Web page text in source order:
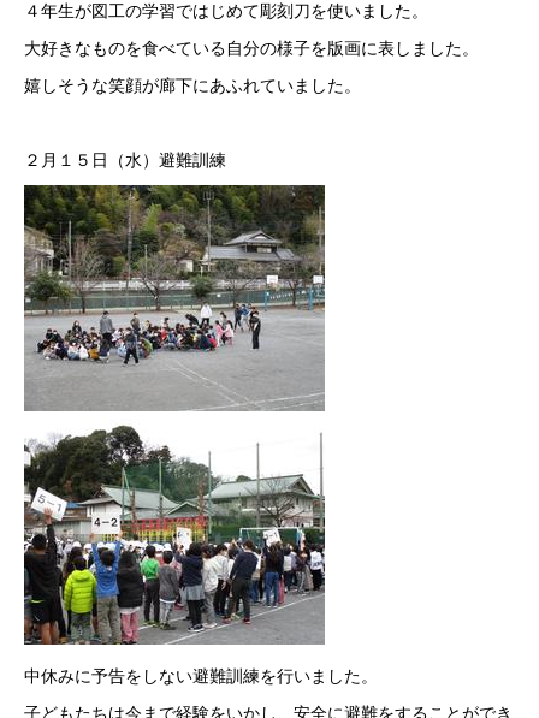
４年生が図工の学習ではじめて彫刻刀を使いました。
大好きなものを食べている自分の様子を版画に表しました。
嬉しそうな笑顔が廊下にあふれていました。
２月１５日（水）避難訓練
中休みに予告をしない避難訓練を行いました。
子どもたちは今まで経験をいかし、安全に避難をすることができ